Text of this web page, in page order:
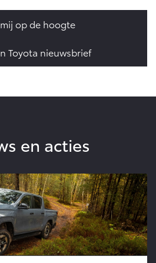
op de hoogte
Toyota nieuwsbrief
en acties